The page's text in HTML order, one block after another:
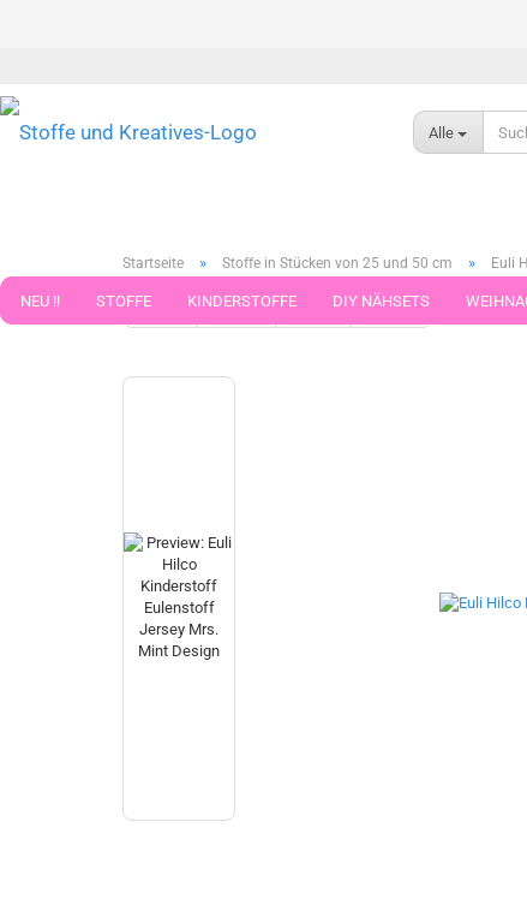
Alle
NEU !! STOFFE KINDERSTOFFE DIY NÄHSETS
Startseite » Stoffe in Stücken von 25 und 50 cm » Euli
« Erster « zurück weiter » Letzter »
Artikel